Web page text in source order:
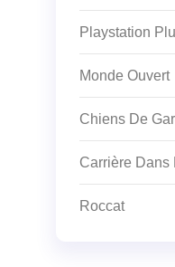
Playstation
Monde Ouvert
Chiens De
Carrière Dans
Roccat